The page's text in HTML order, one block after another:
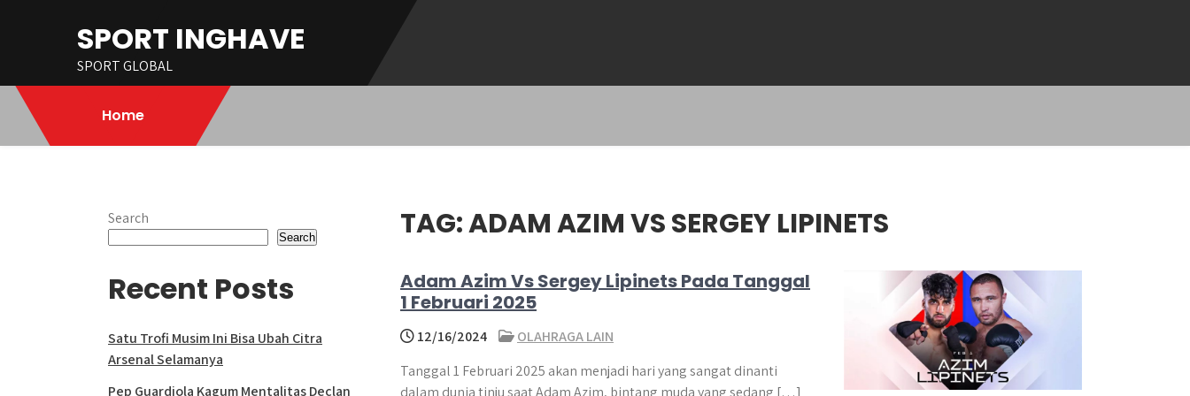
SPORT INGHAVE
SPORT GLOBAL
Home
TAG:ADAM AZIM VS SERGEY LIPINETS
Adam Azim Vs Sergey Lipinets Pada Tanggal
1 Februari 2025
12/16/2024
OLAHRAGA LAIN
Tanggal 1 Februari 2025 akan menjadi hari yang sangat dinanti
dalam dunia tinju saat Adam Azim, bintang muda yang sedang […]
Search
Search
Recent Posts
Satu Trofi Musim Ini Bisa Ubah Citra
Arsenal Selamanya
Pep Guardiola Kagum Mentalitas Declan